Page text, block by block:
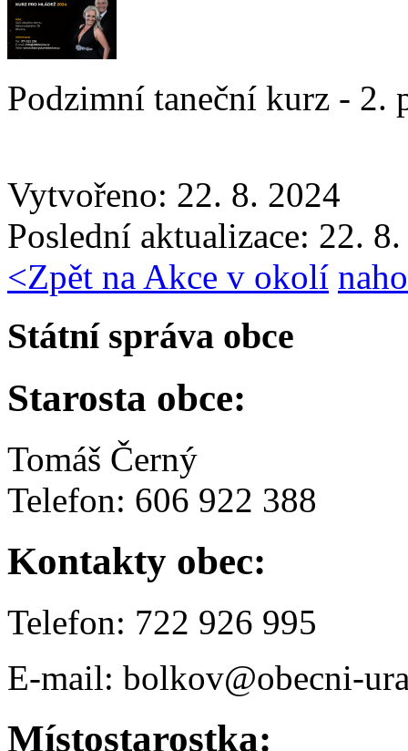
Podzimní taneční kurz - 2.
Vytvořeno: 22. 8. 2024
Poslední aktualizace: 22.
<Zpět na Akce v okolí
Státní správa obce
Starosta obce:
Tomáš Černý
Telefon: 606 922 388
Kontakty obec:
Telefon: 722 926 995
E-mail: bolkov@obecni-
Místostarostka: